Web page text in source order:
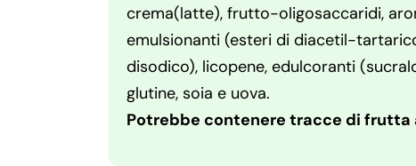
crema(latte), frutto-oligosaccaridi,
emulsionanti (esteri di diacetil-
disodico), licopene, edulcoranti
glutine, soia e uova.
Potrebbe contenere tracce di frutta